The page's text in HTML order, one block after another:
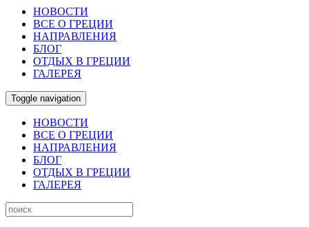
НОВОСТИ
ВСЕ О ГРЕЦИИ
НАПРАВЛЕНИЯ
БЛОГ
ОТДЫХ В ГРЕЦИИ
ГАЛЕРЕЯ
Toggle navigation
НОВОСТИ
ВСЕ О ГРЕЦИИ
НАПРАВЛЕНИЯ
БЛОГ
ОТДЫХ В ГРЕЦИИ
ГАЛЕРЕЯ